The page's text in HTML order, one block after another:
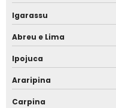
Totem para controle de
Totem para
Catraca flap
Catraca pivotante
Igarassu
Abreu e Lima
Ipojuca
Araripina
Carpina